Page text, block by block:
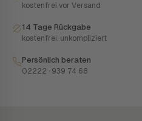
kostenfrei vor Versand
14 Tage Rückgabe
kostenfrei, unkompliziert
Persönlich beraten
02222 · 939 74 68